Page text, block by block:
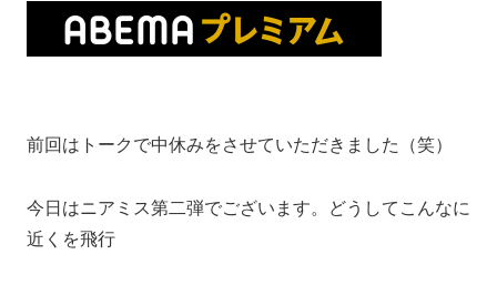
前回はトークで中休みをさせていただきました（笑）
今日はニアミス第二弾でございます。どうしてこんなに
近くを飛行